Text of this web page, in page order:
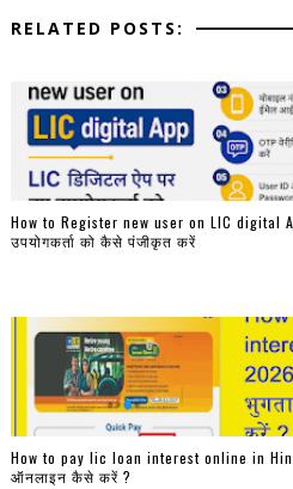
RELATED POSTS:
How to Register new user on LIC digital
उपयोगकर्ता को कैसे पंजीकृत करें
How to pay lic loan interest online in
ऑनलाइन कैसे करें ?